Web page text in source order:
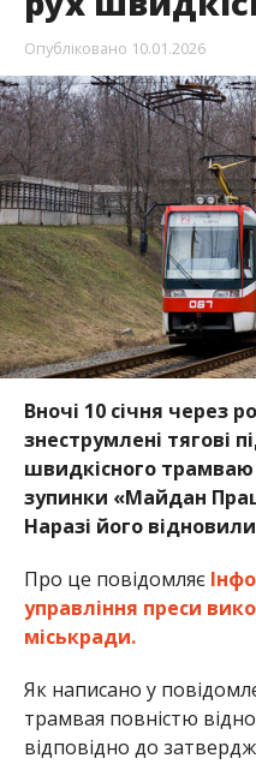
Опубліковано 10.01.2026
Вночі 10 січня через
знеструмлені тягові
швидкісного трамваю
зупинки «Майдан
Наразі його
Про це повідомляє
управління преси
міськради.
Як написано у
трамвая повністю
відповідно до